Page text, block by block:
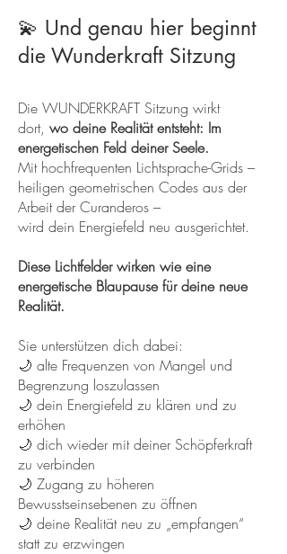
💫 Und genau hier beginnt
die Wunderkraft Sitzung
Die WUNDERKRAFT Sitzung wirkt
dort, wo deine Realität entsteht: Im
energetischen Feld deiner Seele.
Mit hochfrequenten Lichtsprache-Grids –
heiligen geometrischen Codes aus der
Arbeit der Curanderos –
wird dein Energiefeld neu ausgerichtet.
Diese Lichtfelder wirken wie eine
energetische Blaupause für deine neue
Realität.
Sie unterstützen dich dabei:
🌙 alte Frequenzen von Mangel und
Begrenzung loszulassen
🌙 dein Energiefeld zu klären und zu
erhöhen
🌙 dich wieder mit deiner Schöpferkraft
zu verbinden
🌙 Zugang zu höheren
Bewusstseinsebenen zu öffnen
🌙 deine Realität neu zu „empfangen“
statt zu erzwingen